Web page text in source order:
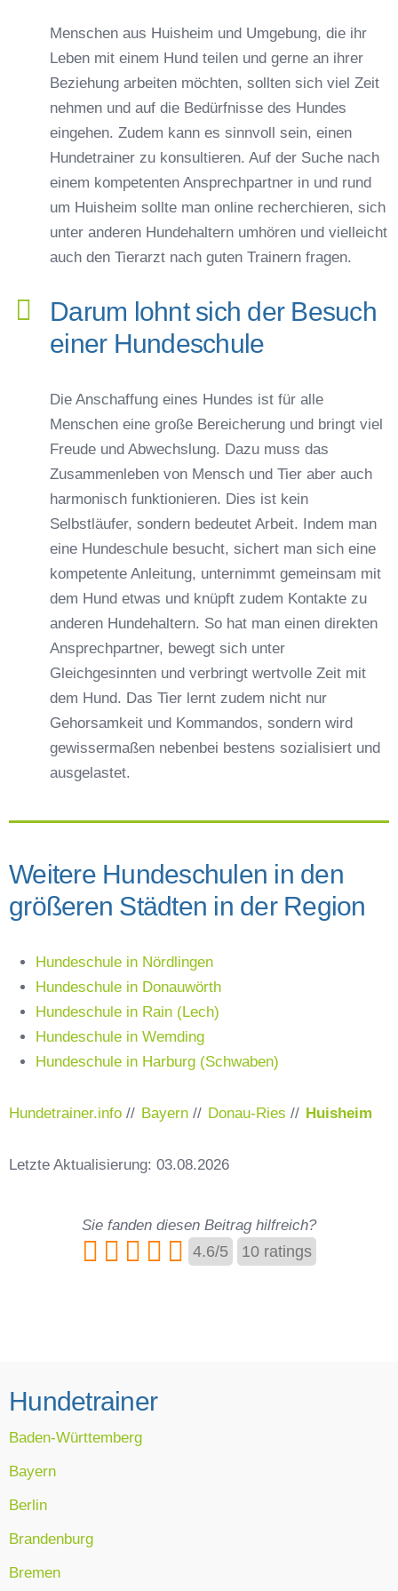
Menschen aus Huisheim und Umgebung, die ihr
Leben mit einem Hund teilen und gerne an ihrer
Beziehung arbeiten möchten, sollten sich viel Zeit
nehmen und auf die Bedürfnisse des Hundes
eingehen. Zudem kann es sinnvoll sein, einen
Hundetrainer zu konsultieren. Auf der Suche nach
einem kompetenten Ansprechpartner in und rund
um Huisheim sollte man online recherchieren, sich
unter anderen Hundehaltern umhören und vielleicht
auch den Tierarzt nach guten Trainern fragen.
Darum lohnt sich der Besuch
einer Hundeschule
Die Anschaffung eines Hundes ist für alle
Menschen eine große Bereicherung und bringt viel
Freude und Abwechslung. Dazu muss das
Zusammenleben von Mensch und Tier aber auch
harmonisch funktionieren. Dies ist kein
Selbstläufer, sondern bedeutet Arbeit. Indem man
eine Hundeschule besucht, sichert man sich eine
kompetente Anleitung, unternimmt gemeinsam mit
dem Hund etwas und knüpft zudem Kontakte zu
anderen Hundehaltern. So hat man einen direkten
Ansprechpartner, bewegt sich unter
Gleichgesinnten und verbringt wertvolle Zeit mit
dem Hund. Das Tier lernt zudem nicht nur
Gehorsamkeit und Kommandos, sondern wird
gewissermaßen nebenbei bestens sozialisiert und
ausgelastet.
Weitere Hundeschulen in den
größeren Städten in der Region
Hundeschule in Nördlingen
Hundeschule in Donauwörth
Hundeschule in Rain (Lech)
Hundeschule in Wemding
Hundeschule in Harburg (Schwaben)
Hundetrainer.info // Bayern // Donau-Ries // Huisheim
Letzte Aktualisierung: 03.08.2026
Sie fanden diesen Beitrag hilfreich?
4.6/5 10 ratings
Hundetrainer
Baden-Württemberg
Bayern
Berlin
Brandenburg
Bremen